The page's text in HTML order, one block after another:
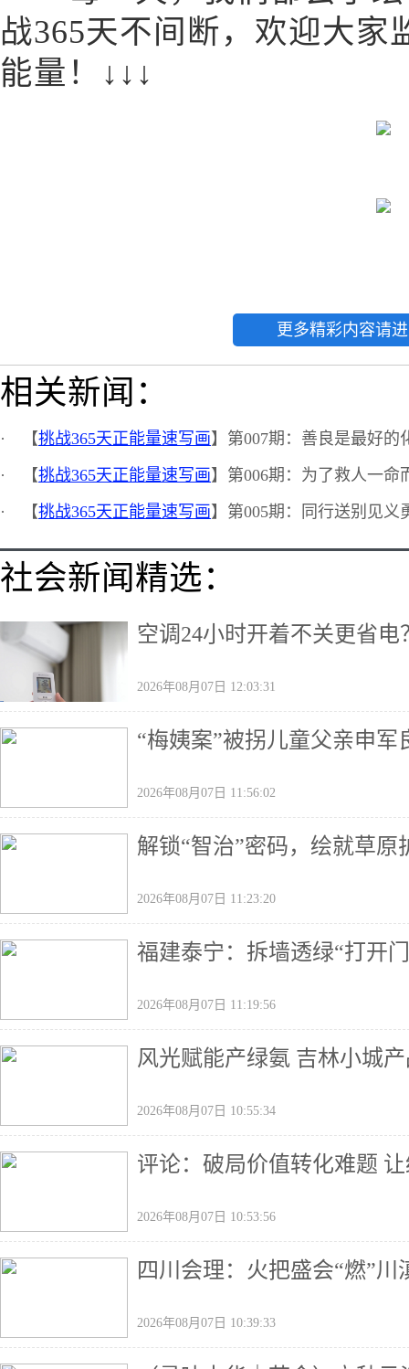
战365天不间断，欢迎大家
能量！↓↓↓
更多精彩内容请
相关新闻：
· 【挑战365天正能量速写画】第007期：善良是最好的
·
【挑战365天正能量速写画】第006期：为了救人一命
·
【挑战365天正能量速写画】第005期：同行送别见义
社会新闻精选：
空调24小时开着不关更省电
2026年08月07日 12:03:31
“梅姨案”被拐儿童父亲申军
2026年08月07日 11:56:02
解锁“智治”密码，绘就草原
2026年08月07日 11:23:20
福建泰宁：拆墙透绿“打开
2026年08月07日 11:19:56
风光赋能产绿氨 吉林小城
2026年08月07日 10:55:34
评论：破局价值转化难题
2026年08月07日 10:53:56
四川会理：火把盛会“燃”
2026年08月07日 10:39:33